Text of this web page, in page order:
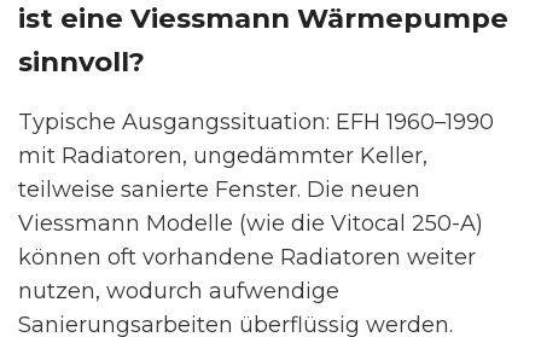
ist eine Viessmann Wärmepumpe
sinnvoll?
Typische Ausgangssituation: EFH 1960–1990
mit Radiatoren, ungedämmter Keller,
teilweise sanierte Fenster. Die neuen
Viessmann Modelle (wie die Vitocal 250-A)
können oft vorhandene Radiatoren weiter
nutzen, wodurch aufwendige
Sanierungsarbeiten überflüssig werden.